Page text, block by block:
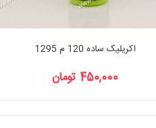
اکریلیک ساده 120 م 1295
450,000 تومان